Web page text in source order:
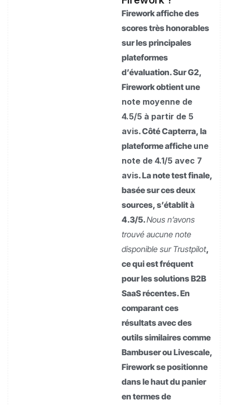
Firework affiche des
scores très honorables
sur les principales
plateformes
d’évaluation. Sur G2,
Firework obtient une
note moyenne de
4.5/5 à partir de 5
avis. Côté Capterra, la
plateforme affiche une
note de 4.1/5 avec 7
avis. La note test finale,
basée sur ces deux
sources, s’établit à
4.3/5.Nous n’avons
trouvé aucune note
disponible sur Trustpilot,
ce qui est fréquent
pour les solutions B2B
SaaS récentes. En
comparant ces
résultats avec des
outils similaires comme
Bambuser ou Livescale,
Firework se positionne
dans le haut du panier
en termes de